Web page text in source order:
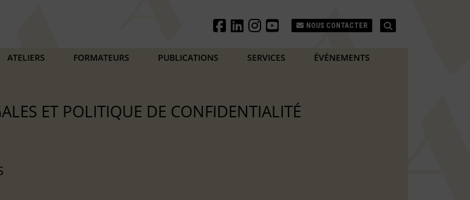
NOUS CONTACTER
ATELIERS FORMATEURS PUBLICATIONS SERVICES ÉVÉNEMENTS
ET POLITIQUE DE CONFIDENTIALITÉ